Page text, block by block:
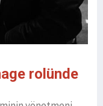
rolünde